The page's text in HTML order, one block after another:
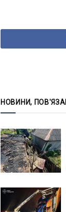
НОВИНИ,